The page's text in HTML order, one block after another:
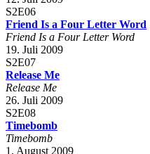
S2E06
Friend Is a Four Letter Word
Friend Is a Four Letter Word
19. Juli 2009
S2E07
Release Me
Release Me
26. Juli 2009
S2E08
Timebomb
Timebomb
1. August 2009